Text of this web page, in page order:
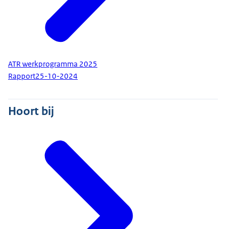
ATR werkprogramma 2025
Rapport25-10-2024
Hoort bij